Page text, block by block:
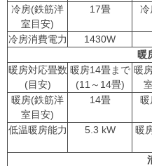
冷房(鉄筋洋
室目安)
17畳 冷
冷房消費電力
1430W
暖
暖房対応畳数
(目安)
暖房14畳まで
(11～14畳)
暖
暖房(鉄筋洋
室目安)
14畳 暖
低温暖房能力 5.3 kW
暖